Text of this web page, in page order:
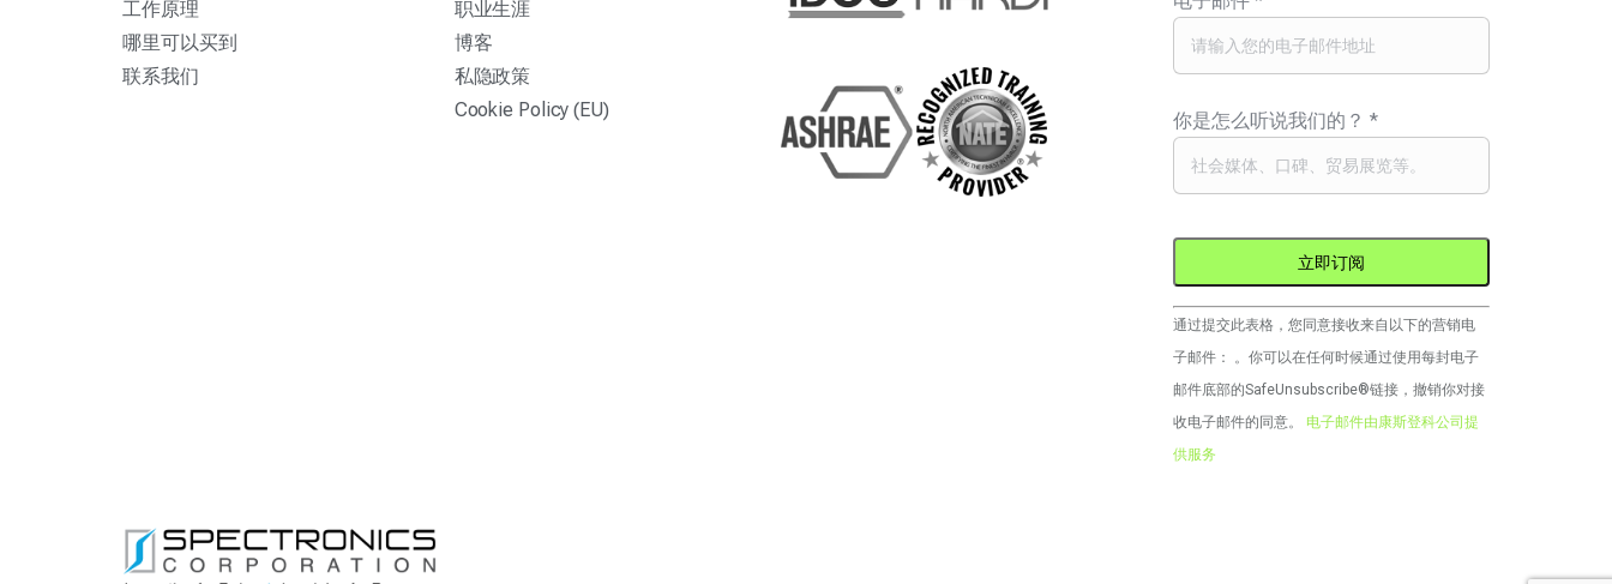
工作原理
哪里可以买到
联系我们
职业生涯
博客
私隐政策
Cookie Policy (EU)
你是怎么听说我们的？*
Constant
Contact
的
使
用。
通过提交此表格，您同意接收来自以下的营销电
子邮件： 。你可以在任何时候通过使用每封电子
邮件底部的SafeUnsubscribe®链接，撤销你对接
收电子邮件的同意。 电子邮件由康斯登科公司提
供服务